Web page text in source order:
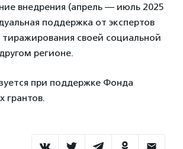
внедрения (апрель — июль 2025
поддержка от экспертов
тиражирования своей социальной
регионе.
при поддержке Фонда
грантов.